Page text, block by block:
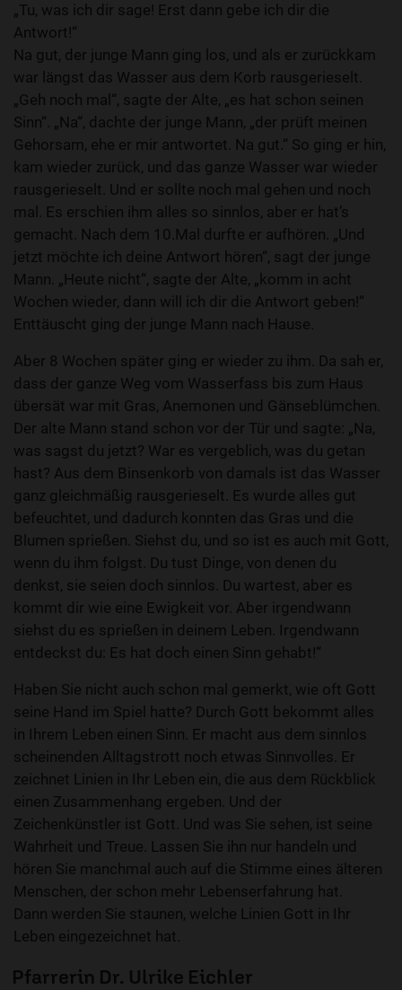
„Tu, was ich dir sage! Erst dann gebe ich dir die
Antwort!“
Na gut, der junge Mann ging los, und als er zurückkam
war längst das Wasser aus dem Korb rausgerieselt.
„Geh noch mal“, sagte der Alte, „es hat schon seinen
Sinn“. „Na“, dachte der junge Mann, „der prüft meinen
Gehorsam, ehe er mir antwortet. Na gut.“ So ging er hin,
kam wieder zurück, und das ganze Wasser war wieder
rausgerieselt. Und er sollte noch mal gehen und noch
mal. Es erschien ihm alles so sinnlos, aber er hat’s
gemacht. Nach dem 10.Mal durfte er aufhören. „Und
jetzt möchte ich deine Antwort hören“, sagt der junge
Mann. „Heute nicht“, sagte der Alte, „komm in acht
Wochen wieder, dann will ich dir die Antwort geben!“
Enttäuscht ging der junge Mann nach Hause.
Aber 8 Wochen später ging er wieder zu ihm. Da sah er,
dass der ganze Weg vom Wasserfass bis zum Haus
übersät war mit Gras, Anemonen und Gänseblümchen.
Der alte Mann stand schon vor der Tür und sagte: „Na,
was sagst du jetzt? War es vergeblich, was du getan
hast? Aus dem Binsenkorb von damals ist das Wasser
ganz gleichmäßig rausgerieselt. Es wurde alles gut
befeuchtet, und dadurch konnten das Gras und die
Blumen sprießen. Siehst du, und so ist es auch mit Gott,
wenn du ihm folgst. Du tust Dinge, von denen du
denkst, sie seien doch sinnlos. Du wartest, aber es
kommt dir wie eine Ewigkeit vor. Aber irgendwann
siehst du es sprießen in deinem Leben. Irgendwann
entdeckst du: Es hat doch einen Sinn gehabt!“
Haben Sie nicht auch schon mal gemerkt, wie oft Gott
seine Hand im Spiel hatte? Durch Gott bekommt alles
in Ihrem Leben einen Sinn. Er macht aus dem sinnlos
scheinenden Alltagstrott noch etwas Sinnvolles. Er
zeichnet Linien in Ihr Leben ein, die aus dem Rückblick
einen Zusammenhang ergeben. Und der
Zeichenkünstler ist Gott. Und was Sie sehen, ist seine
Wahrheit und Treue. Lassen Sie ihn nur handeln und
hören Sie manchmal auch auf die Stimme eines älteren
Menschen, der schon mehr Lebenserfahrung hat.
Dann werden Sie staunen, welche Linien Gott in Ihr
Leben eingezeichnet hat.
Pfarrerin Dr. Ulrike Eichler